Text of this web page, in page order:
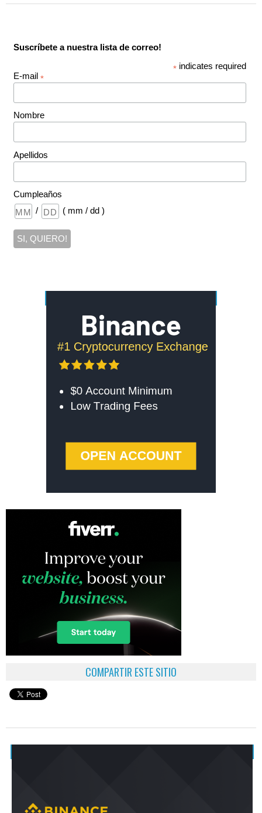
Suscríbete a nuestra lista de correo!
* indicates required
E-mail *
Nombre
Apellidos
Cumpleaños
/
( mm / dd )
COMPARTIR ESTE SITIO